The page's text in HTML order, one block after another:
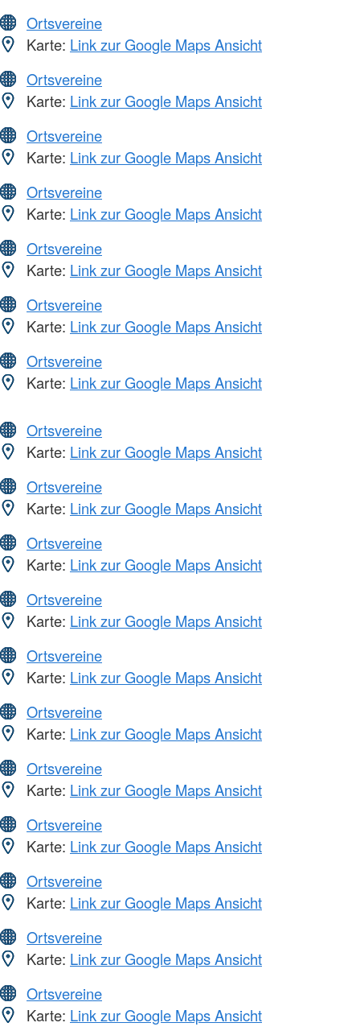
Ortsvereine
Karte: Link zur Google Maps Ansicht
Ortsvereine
Karte: Link zur Google Maps Ansicht
Ortsvereine
Karte: Link zur Google Maps Ansicht
Ortsvereine
Karte: Link zur Google Maps Ansicht
Ortsvereine
Karte: Link zur Google Maps Ansicht
Ortsvereine
Karte: Link zur Google Maps Ansicht
Ortsvereine
Karte: Link zur Google Maps Ansicht
Ortsvereine
Karte: Link zur Google Maps Ansicht
Ortsvereine
Karte: Link zur Google Maps Ansicht
Ortsvereine
Karte: Link zur Google Maps Ansicht
Ortsvereine
Karte: Link zur Google Maps Ansicht
Ortsvereine
Karte: Link zur Google Maps Ansicht
Ortsvereine
Karte: Link zur Google Maps Ansicht
Ortsvereine
Karte: Link zur Google Maps Ansicht
Ortsvereine
Karte: Link zur Google Maps Ansicht
Ortsvereine
Karte: Link zur Google Maps Ansicht
Ortsvereine
Karte: Link zur Google Maps Ansicht
Ortsvereine
Karte: Link zur Google Maps Ansicht